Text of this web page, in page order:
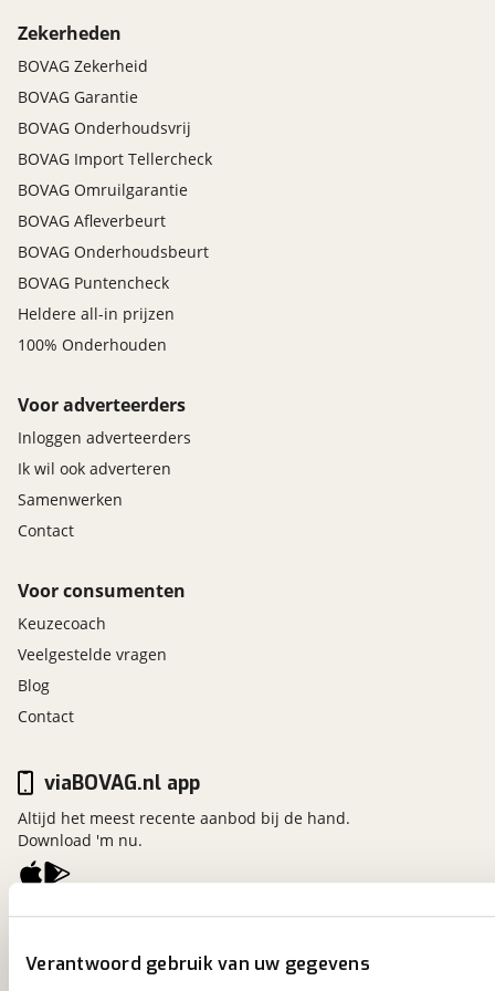
Verantwoord gebruik van uw gegevens
Zekerheden
BOVAG Zekerheid
BOVAG Garantie
BOVAG Onderhoudsvrij
BOVAG Import Tellercheck
BOVAG Omruilgarantie
BOVAG Afleverbeurt
BOVAG Onderhoudsbeurt
BOVAG Puntencheck
Heldere all-in prijzen
100% Onderhouden
Voor adverteerders
Inloggen adverteerders
Ik wil ook adverteren
Samenwerken
Contact
Voor consumenten
Keuzecoach
Veelgestelde vragen
Blog
Contact
Kosterijland15
3981 AJ Bunnik
viaBOVAG.nl app
Altijd het meest recente aanbod bij de hand.
Download 'm nu.